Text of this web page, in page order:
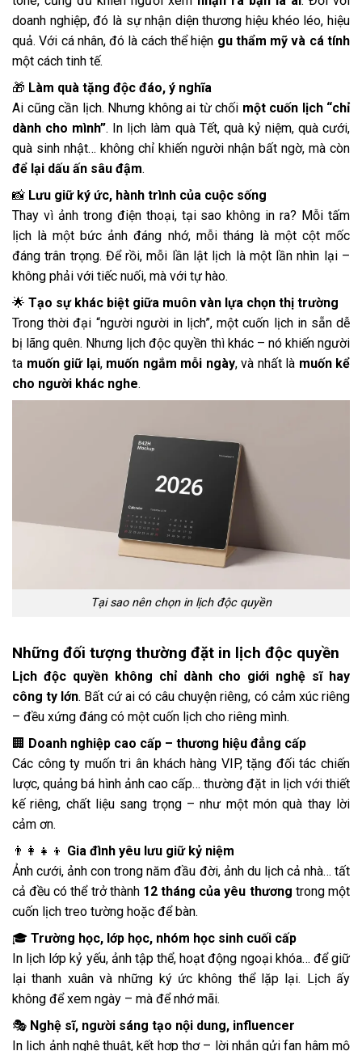
doanh nghiệp, đó là sự nhận diện thương hiệu khéo léo, hiệu
quả. Với cá nhân, đó là cách thể hiện gu thẩm mỹ và cá tính
một cách tinh tế.
🎁 Làm quà tặng độc đáo, ý nghĩa
Ai cũng cần lịch. Nhưng không ai từ chối một cuốn lịch “chỉ
dành cho mình”. In lịch làm quà Tết, quà kỷ niệm, quà cưới,
quà sinh nhật… không chỉ khiến người nhận bất ngờ, mà còn
để lại dấu ấn sâu đậm.
📸 Lưu giữ ký ức, hành trình của cuộc sống
Thay vì ảnh trong điện thoại, tại sao không in ra? Mỗi tấm
lịch là một bức ảnh đáng nhớ, mỗi tháng là một cột mốc
đáng trân trọng. Để rồi, mỗi lần lật lịch là một lần nhìn lại –
không phải với tiếc nuối, mà với tự hào.
🌟 Tạo sự khác biệt giữa muôn vàn lựa chọn thị trường
Trong thời đại “người người in lịch”, một cuốn lịch in sẵn dễ
bị lãng quên. Nhưng lịch độc quyền thì khác – nó khiến người
ta muốn giữ lại, muốn ngắm mỗi ngày, và nhất là muốn kể
cho người khác nghe.
Tại sao nên chọn in lịch độc quyền
Những đối tượng thường đặt in lịch độc quyền
Lịch độc quyền không chỉ dành cho giới nghệ sĩ hay
công ty lớn. Bất cứ ai có câu chuyện riêng, có cảm xúc riêng
– đều xứng đáng có một cuốn lịch cho riêng mình.
🏢 Doanh nghiệp cao cấp – thương hiệu đẳng cấp
Các công ty muốn tri ân khách hàng VIP, tặng đối tác chiến
lược, quảng bá hình ảnh cao cấp… thường đặt in lịch với thiết
kế riêng, chất liệu sang trọng – như một món quà thay lời
cảm ơn.
👨‍👩‍👧‍👦 Gia đình yêu lưu giữ kỷ niệm
Ảnh cưới, ảnh con trong năm đầu đời, ảnh du lịch cả nhà… tất
cả đều có thể trở thành 12 tháng của yêu thương trong một
cuốn lịch treo tường hoặc để bàn.
🎓 Trường học, lớp học, nhóm học sinh cuối cấp
In lịch lớp kỷ yếu, ảnh tập thể, hoạt động ngoại khóa… để giữ
lại thanh xuân và những ký ức không thể lặp lại. Lịch ấy
không để xem ngày – mà để nhớ mãi.
🎭 Nghệ sĩ, người sáng tạo nội dung, influencer
In lịch ảnh nghệ thuật, kết hợp thơ – lời nhắn gửi fan hâm mộ